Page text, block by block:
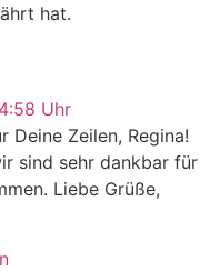
hat.
Uhr
Deine Zeilen, Regina!
sind sehr dankbar für
Liebe Grüße,